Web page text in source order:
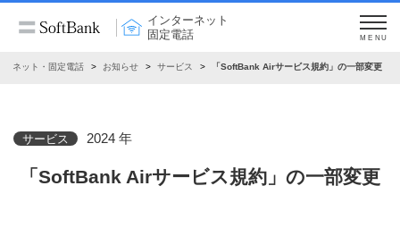
インターネット
固定電話
MENU
ーネット・固定電話 お知らせ サービス 「SoftBank Airサービス規約」の一部変更
サービス 2024 年
「SoftBank Airサービス規約」の一部変更